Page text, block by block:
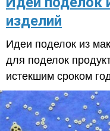
изделий
Идеи поделок из
для поделок
истекшим сроком